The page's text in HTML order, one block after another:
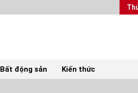
Bất động sản Kiến thức